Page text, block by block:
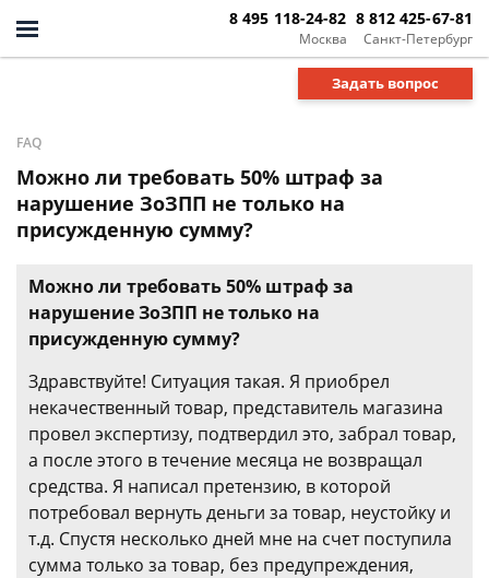
Москва
8 495 118-24-82
Санкт-Петербург
8 812 425-67-81
Задать вопрос
FAQ
Можно ли требовать 50% штраф за
нарушение ЗоЗПП не только на
присужденную сумму?
Можно ли требовать 50% штраф за
нарушение ЗоЗПП не только на
присужденную сумму?
Здравствуйте! Ситуация такая. Я приобрел
некачественный товар, представитель магазина
провел экспертизу, подтвердил это, забрал товар,
а после этого в течение месяца не возвращал
средства. Я написал претензию, в которой
потребовал вернуть деньги за товар, неустойку и
т.д. Спустя несколько дней мне на счет поступила
сумма только за товар, без предупреждения,